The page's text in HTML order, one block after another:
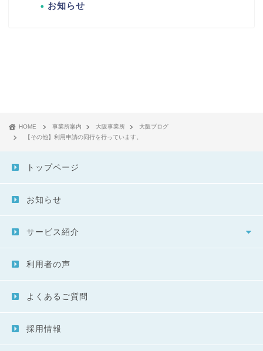
お知らせ
HOME 事業所案内 大阪事業所
大阪ブログ
【その他】利用申請の同行を行っています。
トップページ
お知らせ
サービス紹介
利用者の声
よくあるご質問
採用情報